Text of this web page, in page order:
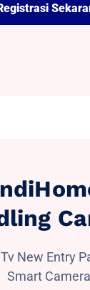
New Entry
Smart Camera